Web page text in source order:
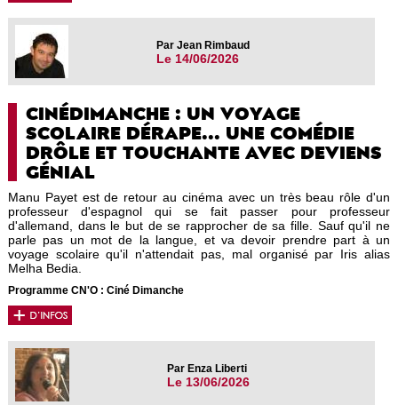
Par Jean Rimbaud
Le 14/06/2026
CINÉDIMANCHE : UN VOYAGE
SCOLAIRE DÉRAPE... UNE COMÉDIE
DRÔLE ET TOUCHANTE AVEC DEVIENS
GÉNIAL
Manu Payet est de retour au cinéma avec un très beau rôle d'un
professeur d'espagnol qui se fait passer pour professeur
d'allemand, dans le but de se rapprocher de sa fille. Sauf qu'il ne
parle pas un mot de la langue, et va devoir prendre part à un
voyage scolaire qu'il n'attendait pas, mal organisé par Iris alias
Melha Bedia.
Programme CN'O : Ciné Dimanche
Par Enza Liberti
Le 13/06/2026